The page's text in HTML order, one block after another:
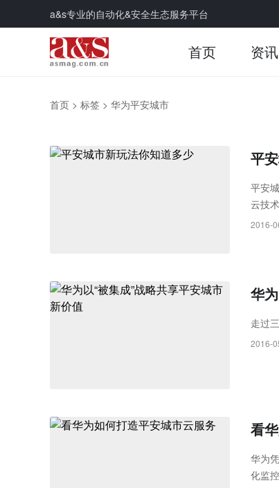
a&s专业的自动化&安全生态服务平台
首页 资讯
首页 > 标签 > 华为平安城市
平
平安
云技
厂商
2016-
华
走过
2016-
看
华为
化监
空